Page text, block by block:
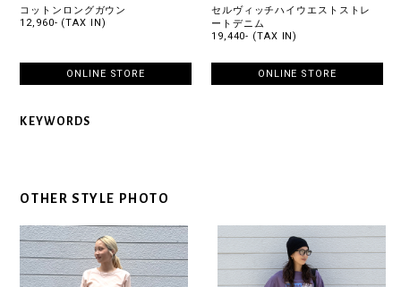
コットンロングガウン
12,960- (TAX IN)
ONLINE STORE
セルヴィッチハイウエストストレ
ートデニム
19,440- (TAX IN)
ONLINE STORE
KEYWORDS
OTHER STYLE PHOTO